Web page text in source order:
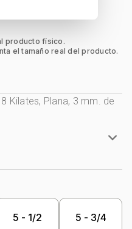
producto físico.
el tamaño real del producto.
Kilates, Plana, 3 mm. de
5 - 1/2 5 - 3/4